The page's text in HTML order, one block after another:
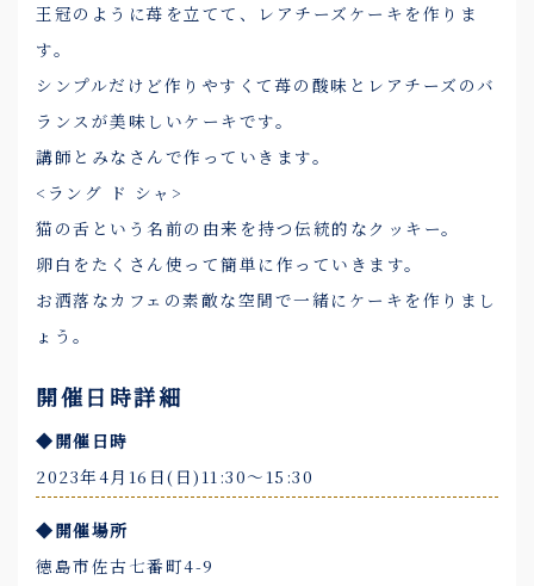
王冠のように苺を立てて、レアチーズケーキを作りま
す。
シンプルだけど作りやすくて苺の酸味とレアチーズのバ
ランスが美味しいケーキです。
講師とみなさんで作っていきます。
<ラング ド シャ>
猫の舌という名前の由来を持つ伝統的なクッキー。
卵白をたくさん使って簡単に作っていきます。
お洒落なカフェの素敵な空間で一緒にケーキを作りまし
ょう。
開催日時詳細
◆開催日時
2023年4月16日(日)11:30〜15:30
◆開催場所
徳島市佐古七番町4-9